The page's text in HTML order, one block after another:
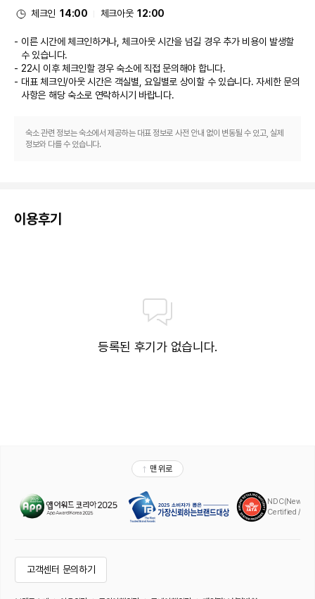
체크인 14:00 체크아웃 12:00
이른 시간에 체크인하거나, 체크아웃 시간을 넘길 경우 추가 비용이 발생할
수 있습니다.
22시 이후 체크인할 경우 숙소에 직접 문의해야 합니다.
대표 체크인/아웃 시간은 객실별, 요일별로 상이할 수 있습니다. 자세한 문의
사항은 해당 숙소로 연락하시기 바랍니다.
숙소 관련 정보는 숙소에서 제공하는 대표 정보로 사전 안내 없이 변동될 수 있고, 실제
정보와 다를 수 있습니다.
이용후기
등록된 후기가 없습니다.